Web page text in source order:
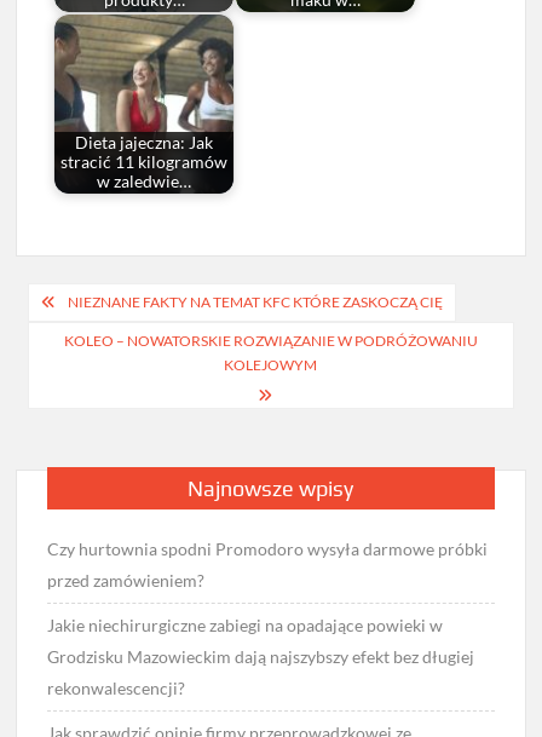
Dieta jajeczna: Jak
stracić 11 kilogramów
w zaledwie…
Nawigacja
wpisu
NIEZNANE FAKTY NA TEMAT KFC KTÓRE ZASKOCZĄ CIĘ
KOLEO – NOWATORSKIE ROZWIĄZANIE W PODRÓŻOWANIU
KOLEJOWYM
Najnowsze wpisy
Czy hurtownia spodni Promodoro wysyła darmowe próbki
przed zamówieniem?
Jakie niechirurgiczne zabiegi na opadające powieki w
Grodzisku Mazowieckim dają najszybszy efekt bez długiej
rekonwalescencji?